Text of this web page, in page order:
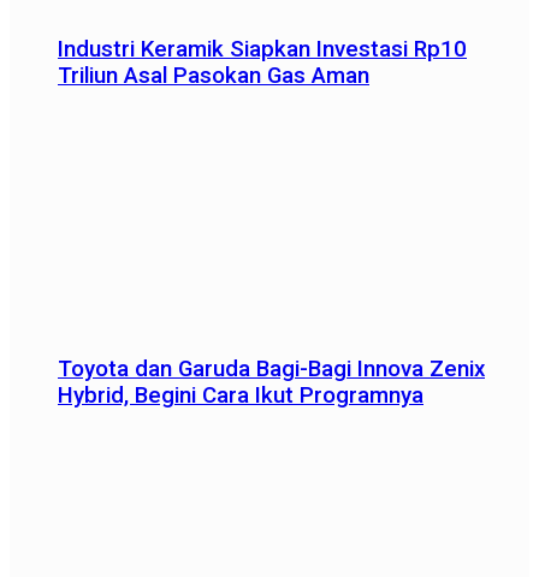
Industri Keramik Siapkan Investasi Rp10
Triliun Asal Pasokan Gas Aman
Toyota dan Garuda Bagi-Bagi Innova Zenix
Hybrid, Begini Cara Ikut Programnya